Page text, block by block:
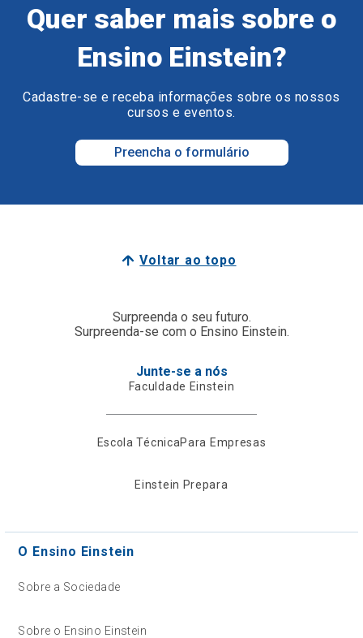
Quer saber mais sobre o
Ensino Einstein?
Cadastre-se e receba informações sobre os nossos
cursos e eventos.
Preencha o formulário
Voltar ao topo
Surpreenda o seu futuro.
Surpreenda-se com o Ensino Einstein.
Junte-se a nós
Faculdade Einstein
Escola TécnicaPara Empresas
Einstein Prepara
O Ensino Einstein
Sobre a Sociedade
Sobre o Ensino Einstein